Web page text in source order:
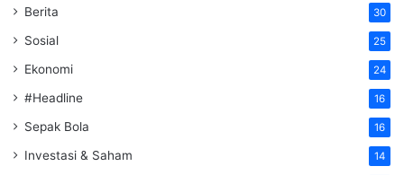
Berita 30
Sosial 25
Ekonomi 24
#Headline 16
Sepak Bola 16
Investasi & Saham 14